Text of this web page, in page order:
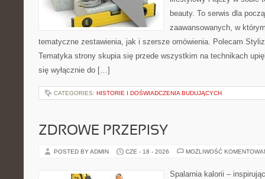
beauty. To serwis dla
zaawansowanych, w
tematyczne zestawienia, jak i szersze omówienia. Polecam
Tematyka strony skupia się przede wszystkim na technikach
się wyłącznie do […]
CATEGORIES: HISTORIE I DOŚWIADCZENIA BUDUJĄCYCH
ZDROWE PRZEPISY
POSTED BY ADMIN CZE - 18 - 2026 MOŻLIWOŚĆ
Spalarnia kalorii –